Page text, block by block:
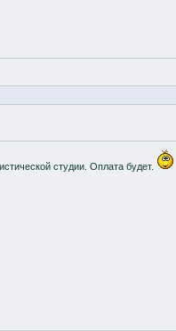
студии. Оплата будет.